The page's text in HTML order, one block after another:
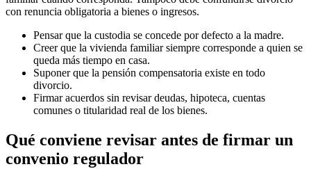
con renuncia obligatoria a bienes o ingresos.
Pensar que la custodia se concede por defecto a la madre.
Creer que la vivienda familiar siempre corresponde a quien se
queda más tiempo en casa.
Suponer que la pensión compensatoria existe en todo
divorcio.
Firmar acuerdos sin revisar deudas, hipoteca, cuentas
comunes o titularidad real de los bienes.
Qué conviene revisar antes de firmar un
convenio regulador